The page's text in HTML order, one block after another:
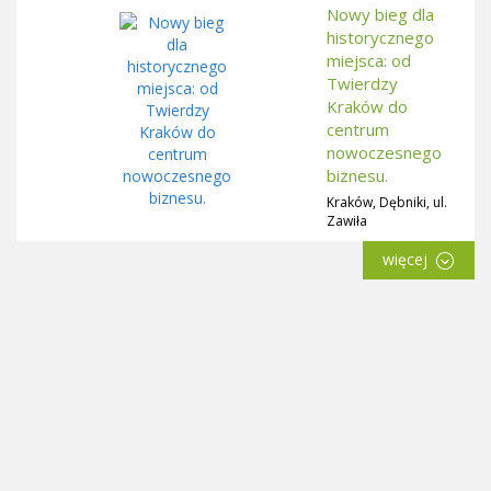
Nowy bieg dla
historycznego
miejsca: od
Twierdzy
Kraków do
centrum
nowoczesnego
biznesu.
Kraków, Dębniki, ul.
Zawiła
więcej